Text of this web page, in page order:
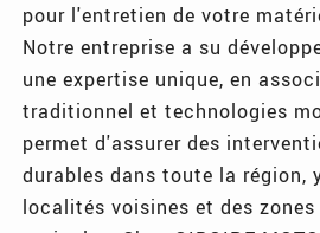
pour l'entretien de votre
Notre entreprise a su
une expertise unique, en
traditionnel et technologies
permet d'assurer des
durables dans toute la région,
localités voisines et des